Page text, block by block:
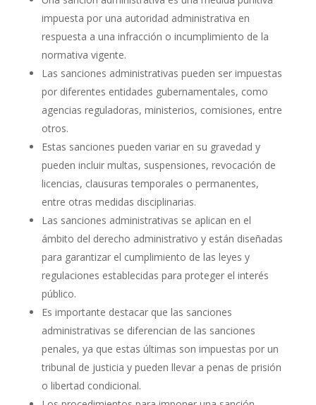
impuesta por una autoridad administrativa en
respuesta a una infracción o incumplimiento de la
normativa vigente.
Las sanciones administrativas pueden ser impuestas
por diferentes entidades gubernamentales, como
agencias reguladoras, ministerios, comisiones, entre
otros.
Estas sanciones pueden variar en su gravedad y
pueden incluir multas, suspensiones, revocación de
licencias, clausuras temporales o permanentes,
entre otras medidas disciplinarias.
Las sanciones administrativas se aplican en el
ámbito del derecho administrativo y están diseñadas
para garantizar el cumplimiento de las leyes y
regulaciones establecidas para proteger el interés
público.
Es importante destacar que las sanciones
administrativas se diferencian de las sanciones
penales, ya que estas últimas son impuestas por un
tribunal de justicia y pueden llevar a penas de prisión
o libertad condicional.